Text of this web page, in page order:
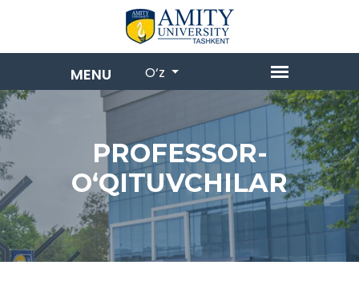
O‘z
PROFESSOR-
OʻQITUVCHILAR